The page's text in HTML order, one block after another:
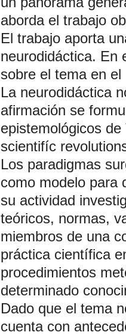
aborda el trabajo
El trabajo aporta
neurodidáctica. En
sobre el tema en
La neurodidáctica
afirmación se
epistemológicos
scientifíc
Los paradigmas
como modelo para
su actividad
teóricos, normas,
miembros de una
práctica científica
procedimientos
determinado
Dado que el tema
cuenta con